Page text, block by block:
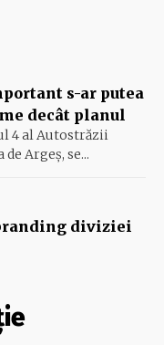
s-ar putea
decât planul
4 al Autostrăzii
Argeş, se...
diviziei